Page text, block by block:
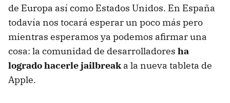
de Europa así como Estados Unidos. En España
todavía nos tocará esperar un poco más pero
mientras esperamos ya podemos afirmar una
cosa: la comunidad de desarrolladores ha
logrado hacerle jailbreaka la nueva tableta de
Apple.